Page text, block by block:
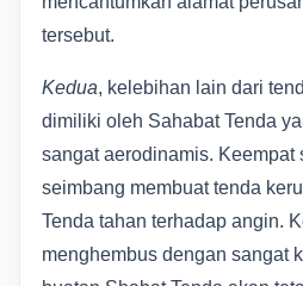
tersebut.
Kedua, kelebihan lain dari
dimiliki oleh Sahabat Tenda
sangat aerodinamis. Keempat
seimbang membuat tenda
Tenda tahan terhadap angin.
menghembus dengan sangat